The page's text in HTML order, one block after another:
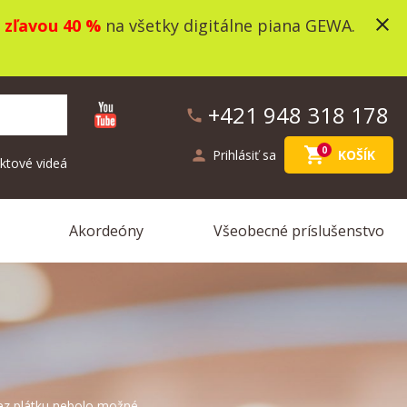
zľavou 40 %na všetky digitálne piana GEWA.
close
phone +421 948 318 178
person Prihlásiť sa shopping_cart0 KOŠÍK
videá
Akordeóny Všeobecné príslušenstvo